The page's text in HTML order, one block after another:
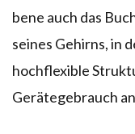
bene auch das
seines Gehirns, in
hochflexible
Gerätegebrauch